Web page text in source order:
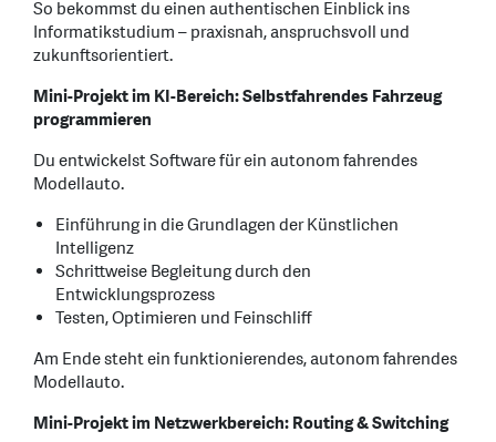
So bekommst du einen authentischen Einblick ins
Informatikstudium – praxisnah, anspruchsvoll und
zukunftsorientiert.
Mini-Projekt im KI-Bereich: Selbstfahrendes Fahrzeug
programmieren
Du entwickelst Software für ein autonom fahrendes
Modellauto.
Einführung in die Grundlagen der Künstlichen
Intelligenz
Schrittweise Begleitung durch den
Entwicklungsprozess
Testen, Optimieren und Feinschliff
Am Ende steht ein funktionierendes, autonom fahrendes
Modellauto.
Mini-Projekt im Netzwerkbereich: Routing & Switching